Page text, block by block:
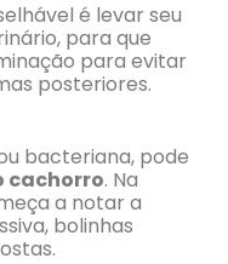
é levar seu
para que
para evitar
posteriores.
bacteriana, pode
cachorro. Na
a notar a
bolinhas